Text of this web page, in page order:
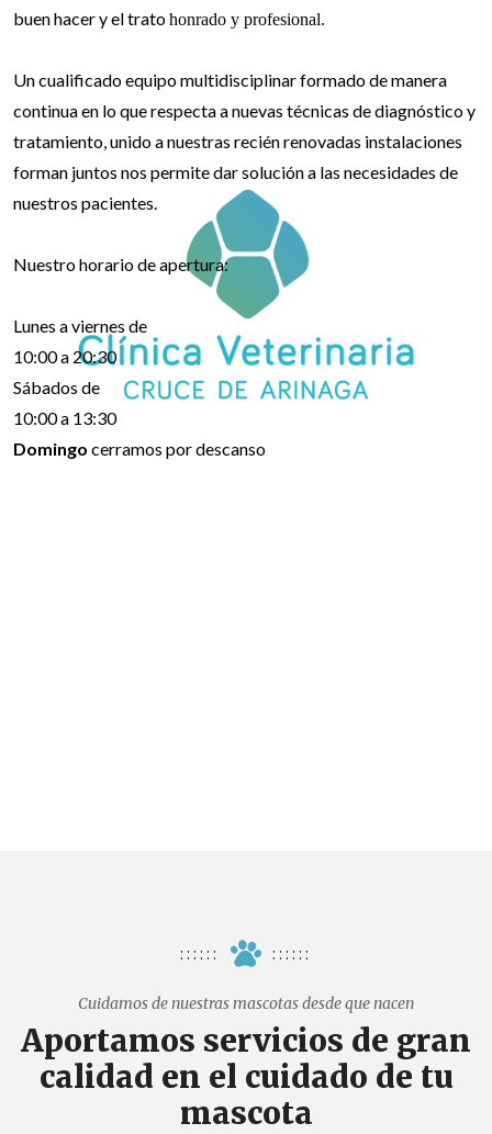
buen hacer y el tratohonrado y profesional.
Un cualificado equipo multidisciplinar formado de manera
continua en lo que respecta a nuevas técnicas de diagnóstico y
tratamiento, unido a nuestras recién renovadas instalaciones
forman juntos nos permite dar solución a las necesidades de
nuestros pacientes.
Nuestro horario de apertura:
Lunes a viernes de
10:00 a 20:30
Sábados de
10:00 a 13:30
Domingo cerramos por descanso
Cuidamos de nuestras mascotas desde que nacen
Aportamos servicios de gran
calidad en el cuidado de tu
mascota